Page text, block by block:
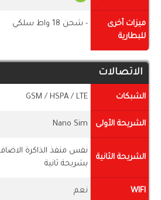
ميزات أخرى
للبطارية
- شحن 18 واط سلكي
الاتصالات
الشبكات GSM / HSPA / LTE
الشريحة الأولى Nano Sim
الشريحة الثانية
نفس منفذ الذاكرة
بشريحة ثانية
WIFI نعم